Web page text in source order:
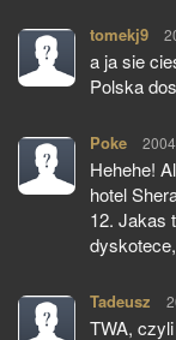
tomekj9
a ja sie
Polska
Poke
Hehehe!
hotel
12. Jakas
Tadeusz
TWA,